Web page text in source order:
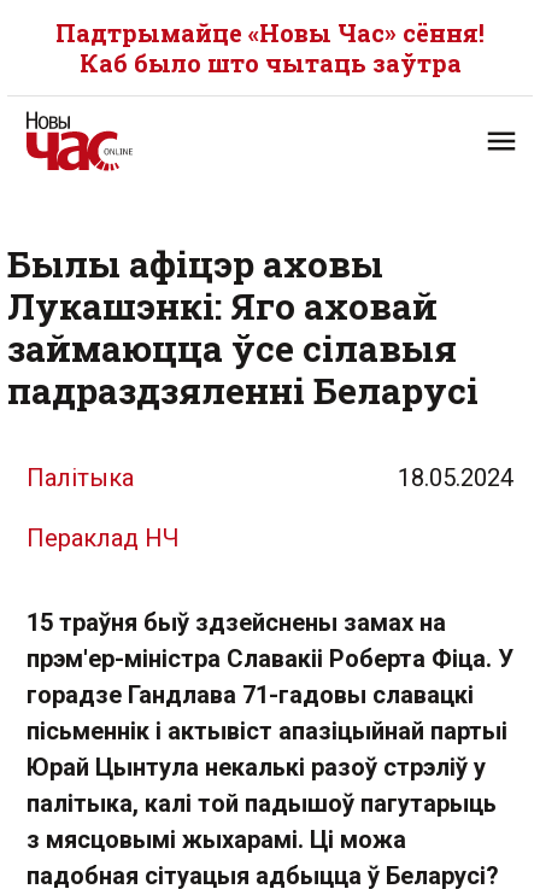
Падтрымайце «Новы Час» сёння!
Каб было што чытаць заўтра
Былы афіцэр аховы
Лукашэнкі: Яго аховай
займаюцца ўсе сілавыя
падраздзяленні Беларусі
Палітыка 18.05.2024
Пераклад НЧ
15 траўня быў здзейснены замах на
прэм'ер-міністра Славакіі Роберта Фіца. У
горадзе Гандлава 71-гадовы славацкі
пісьменнік і актывіст апазіцыйнай партыі
Юрай Цынтула некалькі разоў стрэліў у
палітыка, калі той падышоў пагутарыць
з мясцовымі жыхарамі. Ці можа
падобная сітуацыя адбыцца ў Беларусі?